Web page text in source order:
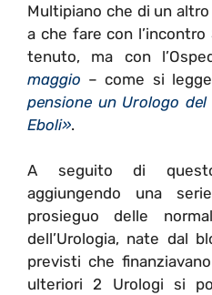
Multipiano che di un
a che fare con l’incontro
tenuto, ma con
maggio – come si
pensione un Urologo
Eboli».
A seguito di
aggiungendo una
prosieguo delle
dell’Urologia, nate dal
previsti che
ulteriori 2 Urologi si